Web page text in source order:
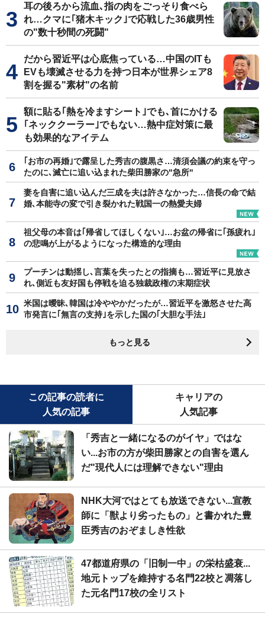
耳の後ろから流血､指の肉をごっそり食べら
れ…クマに｢猪木キック｣で応戦した36歳男性
の"数十秒間の死闘"
だから習近平は心底焦っている…中国のITも
EVも壊滅させる力を持つ日本が世界シェア8
割を握る"素材"の名前
額に貼る｢熱を冷ますシート｣でも､首にかける
｢ネッククーラー｣でもない…熱中症対策に最
も効果的なアイテム
｢お市の再婚｣で露呈した秀吉の腹黒さ…清須会議の約束を守っ
たのに､滅亡に追い込まれた柴田勝家の"急所"
妻を自害に追い込んだ三成を夫は許さなかった…信長の命で結
婚､本能寺の変で引き裂かれた戦国一の熱愛夫婦
祖父母の本音は｢帰省してほしくない｣…お盆の帰省に｢孫疲れ｣
の悲鳴が上がるようになった構造的な理由
プーチンは動揺し､言葉を失ったとの指摘も…習近平に見放さ
れ､側近も友好国も停戦を迫る独裁政権の末期症状
米国は曖昧､韓国は冷ややかだったが…習近平を激怒させた高
市発言に｢無言の支持｣を示した国の｢大胆な手法｣
もっと見る
この記事の読者に
人気の記事
キャリアの
人気記事
「秀吉と一緒になるのがイヤ」ではな
い...お市の方が柴田勝家との自害を選ん
だ"現代人には理解できない"理由
NHK大河ではとても放送できない...宣教
師に「獣より劣ったもの」と書かれた豊
臣秀吉のおぞましき性欲
47都道府県の「旧制一中」の栄枯盛衰...
地元トップを維持する名門22校と凋落し
た元名門17校の全リスト